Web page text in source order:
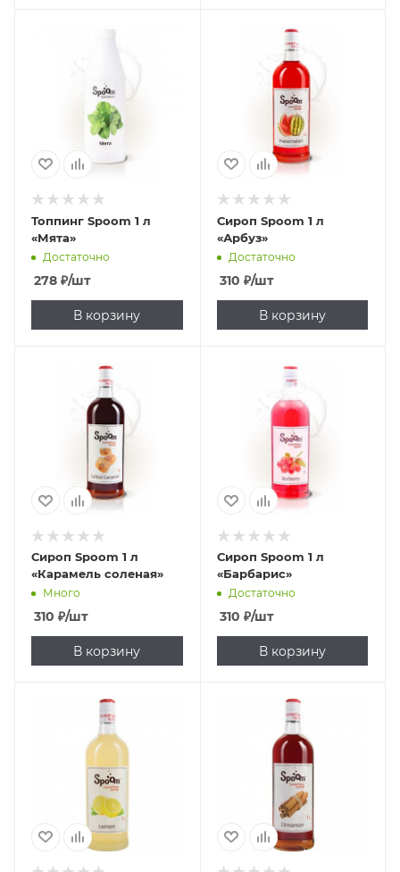
Топпинг Spoom 1 л
«Мята»
Достаточно
278 ₽/шт
В корзину
Сироп Spoom 1 л
«Арбуз»
Достаточно
310 ₽/шт
В корзину
Сироп Spoom 1 л
«Карамель соленая»
Много
310 ₽/шт
В корзину
Сироп Spoom 1 л
«Барбарис»
Достаточно
310 ₽/шт
В корзину